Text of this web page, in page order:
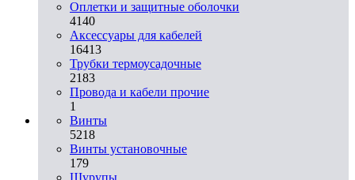
Оплетки и защитные оболочки
4140
Аксессуары для кабелей
16413
Трубки термоусадочные
2183
Провода и кабели прочие
1
Винты
5218
Винты установочные
179
Шурупы